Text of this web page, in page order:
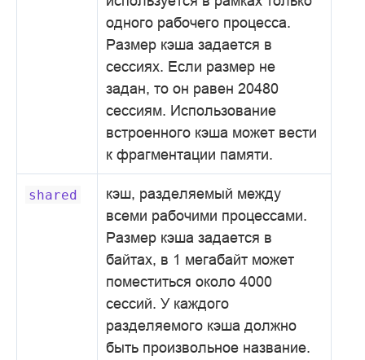
одного рабочего процесса.
Размер кэша задается в
сессиях. Если размер не
задан, то он равен 20480
сессиям. Использование
встроенного кэша может вести
к фрагментации памяти.
shared
кэш, разделяемый между
всеми рабочими процессами.
Размер кэша задается в
байтах, в 1 мегабайт может
поместиться около 4000
сессий. У каждого
разделяемого кэша должно
быть произвольное название.